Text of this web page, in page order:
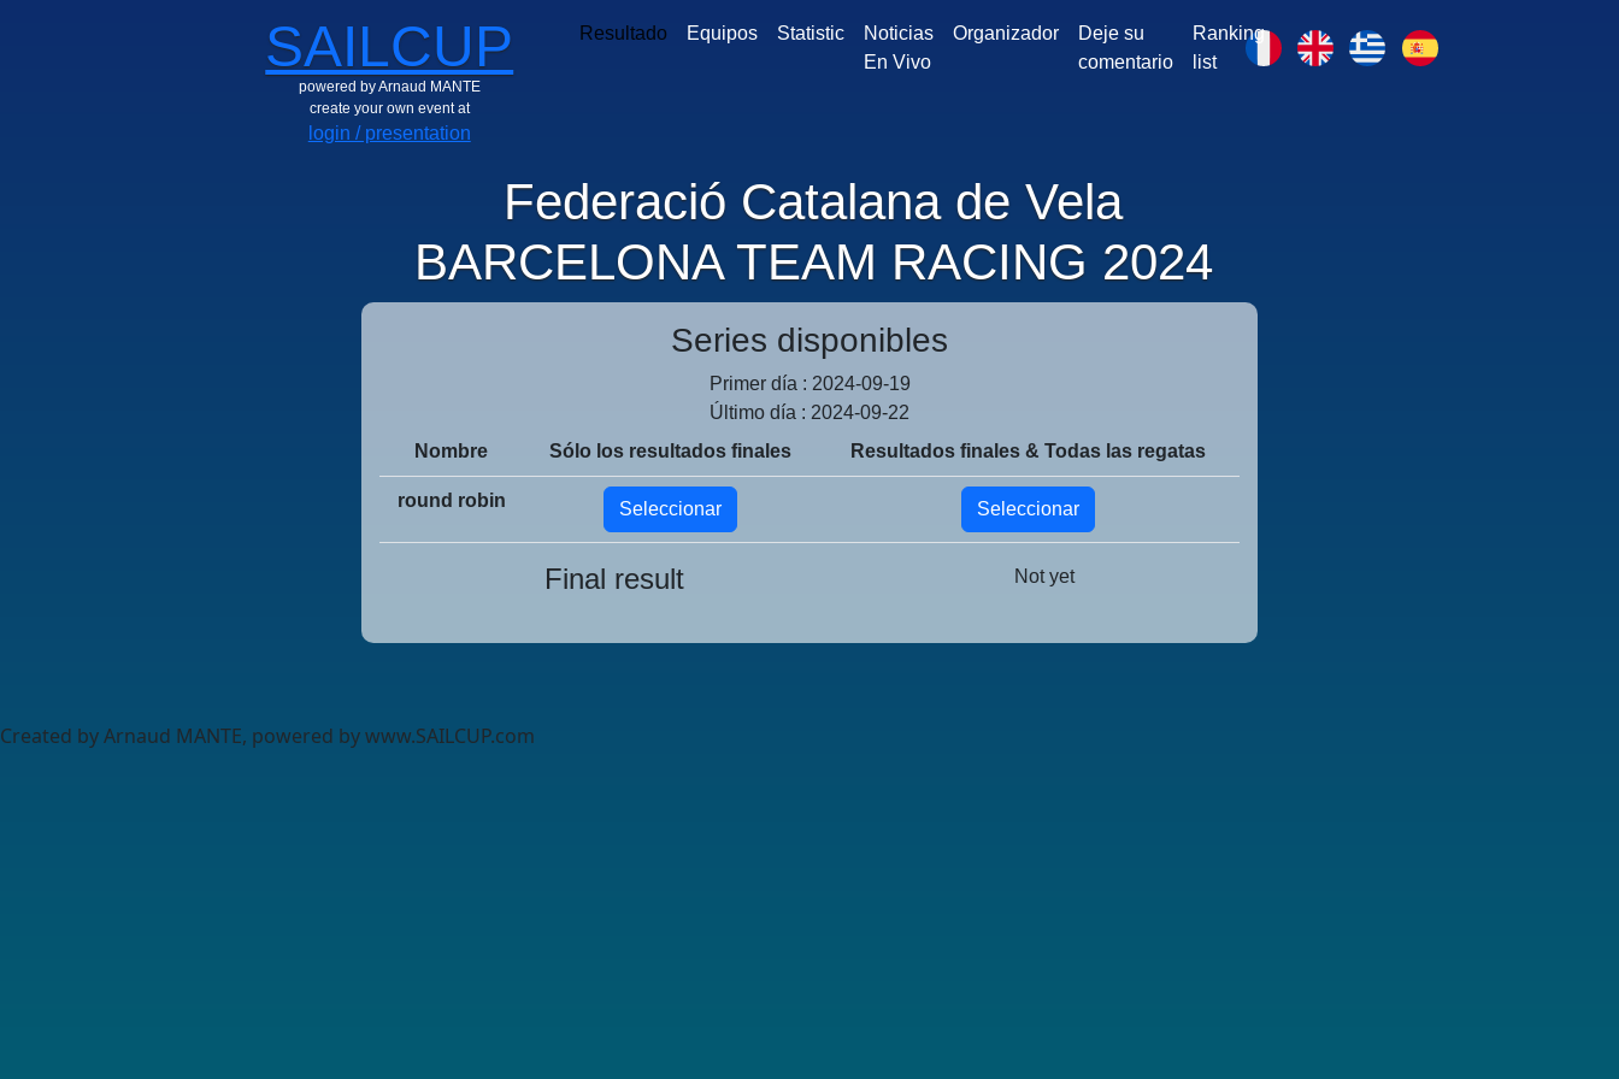
SAILCUP
powered by Arnaud MANTE
create your own event at
login / presentation
Resultado Equipos Statistic
Noticias
En Vivo
Organizador
Deje su
comentario
Ranking
list
Federació Catalana de Vela
BARCELONA TEAM RACING 2024
Series disponibles
Primer día : 2024-09-19
Último día : 2024-09-22
Nombre
Sólo los resultados finales Resultados finales & Todas las regatas
round robin Seleccionar Seleccionar
Final result Not yet
Created by Arnaud MANTE, powered by www.SAILCUP.com